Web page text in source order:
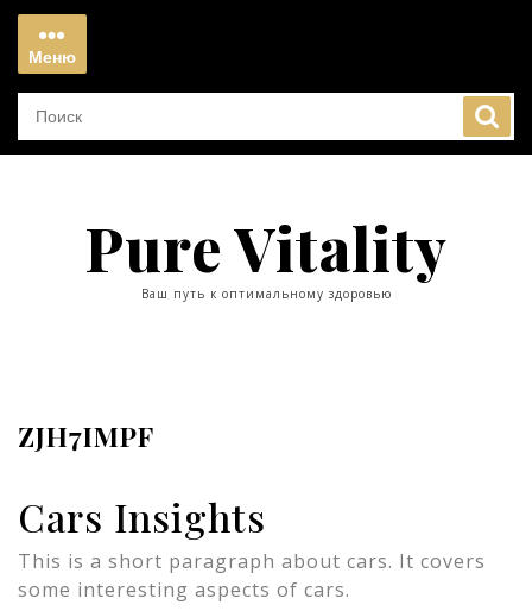
Перейти
содержимому
Меню
Меню
Pure Vitality
Ваш путь к оптимальному здоровью
ZJH7IMPF
Cars Insights
This is a short paragraph about cars. It covers
some interesting aspects of cars.